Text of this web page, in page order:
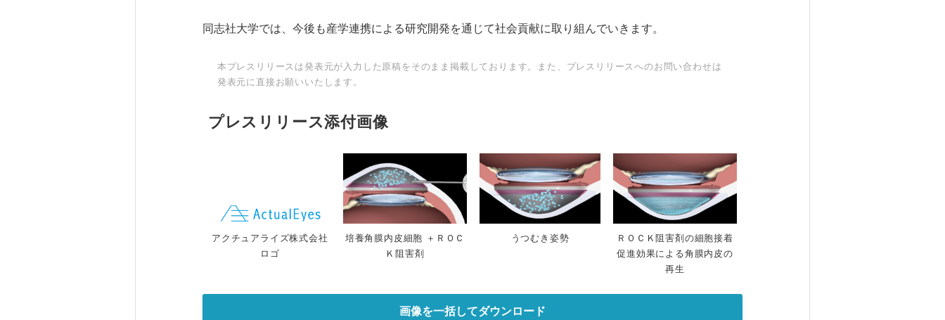
同志社大学では、今後も産学連携による研究開発を通じて社会貢献に取り組んでいきます。
本プレスリリースは発表元が入力した原稿をそのまま掲載しております。また、プレスリリースへのお問い合わせは
発表元に直接お願いいたします。
プレスリリース添付画像
アクチュアライズ株式会社
ロゴ
培養角膜内皮細胞 ＋ＲＯＣ
Ｋ阻害剤
うつむき姿勢
ＲＯＣＫ阻害剤の細胞接着
促進効果による角膜内皮の
再生
画像を一括してダウンロード